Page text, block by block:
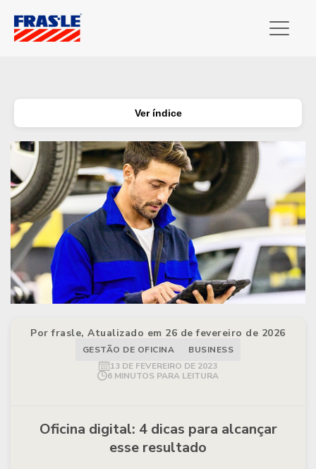
Ver índice
Por frasle, Atualizado em 26 de fevereiro de 2026
GESTÃO DE OFICINA
BUSINESS
13 DE FEVEREIRO DE 2023
6 MINUTOS PARA LEITURA
Oficina digital: 4 dicas para alcançar
esse resultado